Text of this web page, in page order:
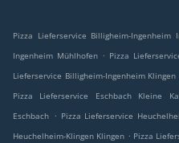
Pizza Lieferservice Billigheim-Ingenheim
Ingenheim Mühlhofen . Pizza
Lieferservice Billigheim-Ingenheim Klingen
Pizza Lieferservice Eschbach Kleine
Eschbach . Pizza Lieferservice
Heuchelheim-Klingen Klingen . Pizza